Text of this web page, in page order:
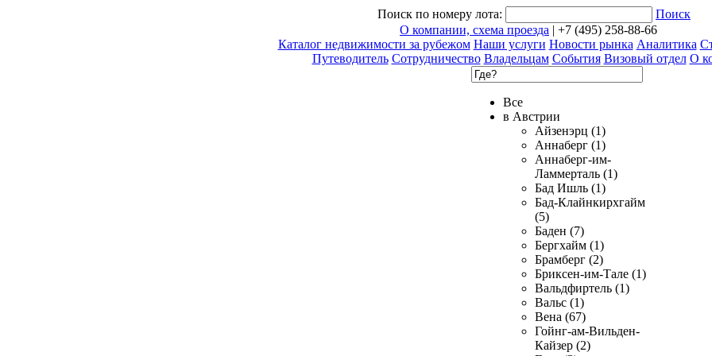
Поиск по номеру лота:
Поиск
О компании, схема проезда | +7 (495) 258-88-66
Каталог недвижимости за рубежом Наши услуги Новости рынка Аналитика
Путеводитель Сотрудничество Владельцам События Визовый отдел О
Все
в Австрии
Айзенэрц (1)
Аннаберг (1)
Аннаберг-им-
Ламмерталь (1)
Бад Ишль (1)
Бад-Клайнкирхгайм
(5)
Баден (7)
Бергхайм (1)
Брамберг (2)
Бриксен-им-Тале (1)
Вальдфиртель (1)
Вальс (1)
Вена (67)
Гойнг-ам-Вильден-
Кайзер (2)